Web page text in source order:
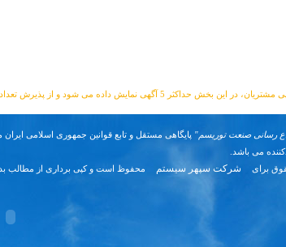
5 آگهی نمایش داده می شود و از پذیرش تعداد آگهی بیشتر معذوریم.
رسانی صنعت توریسم" پایگاهی مستقل و تابع قوانین جمهوری اسلامی
می باشد.
برای
شرکت سپهر سیستم محفوظ است و کپی برداری از مطالب